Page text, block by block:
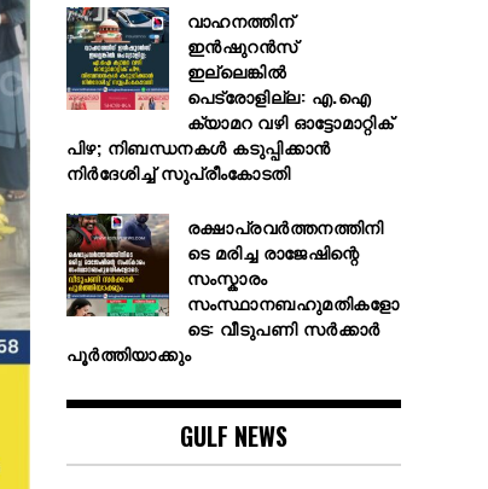
വാഹനത്തിന്
ഇൻഷുറൻസ്
ഇല്ലെങ്കില്‍
പെട്രോളില്ല: എ.ഐ
ക്യാമറ വഴി ഓട്ടോമാറ്റിക്
പിഴ; നിബന്ധനകള്‍ കടുപ്പിക്കാൻ
നിര്‍ദേശിച്ച്‌ സുപ്രീംകോടതി
രക്ഷാപ്രവര്‍ത്തനത്തിനി
ടെ മരിച്ച രാജേഷിന്റെ
സംസ്കാരം
സംസ്ഥാനബഹുമതികളോ
ടെ: വീടുപണി സര്‍ക്കാര്‍
പൂര്‍ത്തിയാക്കും
GULF NEWS